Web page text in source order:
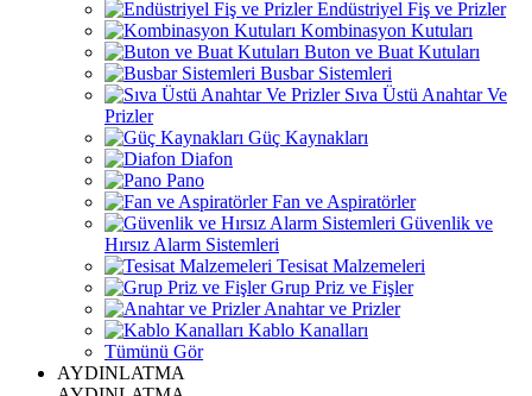
Endüstriyel Fiş ve Prizler
Kombinasyon Kutuları
Buton ve Buat Kutuları
Busbar Sistemleri
Sıva Üstü Anahtar Ve
Prizler
Güç Kaynakları
Diafon
Pano
Fan ve Aspiratörler
Güvenlik ve
Hırsız Alarm Sistemleri
Tesisat Malzemeleri
Grup Priz ve Fişler
Anahtar ve Prizler
Kablo Kanalları
Tümünü Gör
AYDINLATMA